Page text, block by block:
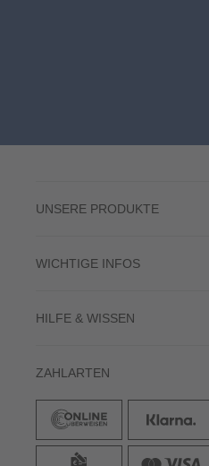
UNSERE PRODUKTE
WICHTIGE INFOS
HILFE & WISSEN
ZAHLARTEN